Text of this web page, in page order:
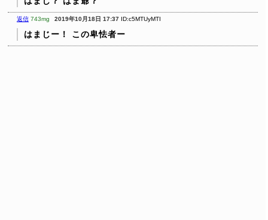
返信 743mg 2019年10月18日 17:37 ID:c5MTUyMTI
はまじー！ この卑怯者ー